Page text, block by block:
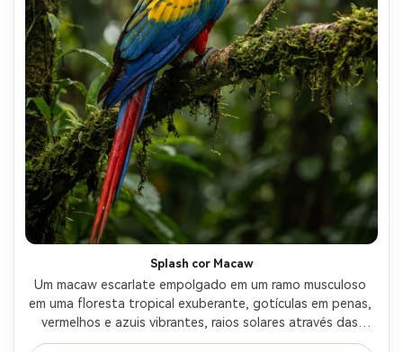
Splash cor Macaw
Um macaw escarlate empolgado em um ramo musculoso
em uma floresta tropical exuberante, gotículas em penas,
vermelhos e azuis vibrantes, raios solares através das
folhas criando luz manchada, fotografado em Sony A1